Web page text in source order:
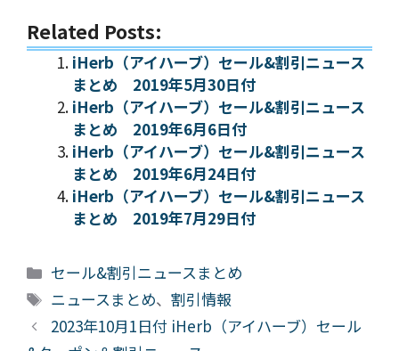
Related Posts:
iHerb（アイハーブ）セール&割引ニュース
まとめ 2019年5月30日付
iHerb（アイハーブ）セール&割引ニュース
まとめ 2019年6月6日付
iHerb（アイハーブ）セール&割引ニュース
まとめ 2019年6月24日付
iHerb（アイハーブ）セール&割引ニュース
まとめ 2019年7月29日付
カ
テ
リ
セール&割引ニュースまとめ
タ
グ
ニュースまとめ、割引情報
2023年10月1日付 iHerb（アイハーブ）セール